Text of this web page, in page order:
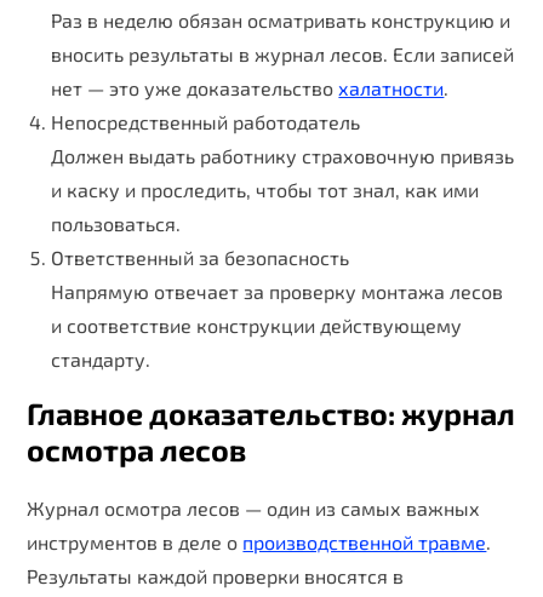
Раз в неделю обязан осматривать конструкцию и
вносить результаты в журнал лесов. Если записей
нет — это уже доказательствохалатности.
Непосредственный работодатель
Должен выдать работнику страховочную привязь
и каску и проследить, чтобы тот знал, как ими
пользоваться.
Ответственный за безопасность
Напрямую отвечает за проверку монтажа лесов
и соответствие конструкции действующему
стандарту.
Главное доказательство: журнал
осмотра лесов
Журнал осмотра лесов — один из самых важных
инструментов в деле о производственной травме.
Результаты каждой проверки вносятся в